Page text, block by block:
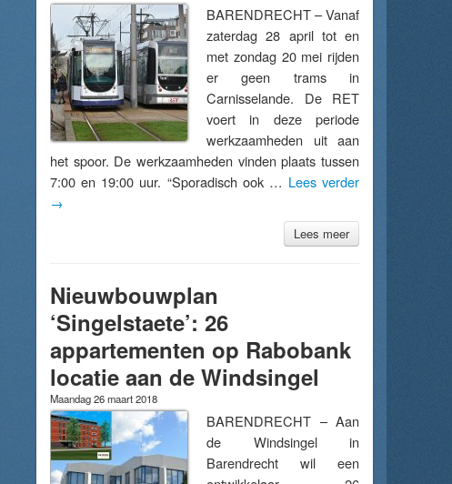
BARENDRECHT – Vanaf
zaterdag 28 april tot en
met zondag 20 mei rijden
er geen trams in
Carnisselande. De RET
voert in deze periode
werkzaamheden uit aan
het spoor. De werkzaamheden vinden plaats tussen
7:00 en 19:00 uur. “Sporadisch ook … Lees verder
→
Lees meer
Nieuwbouwplan
‘Singelstaete’: 26
appartementen op Rabobank
locatie aan de Windsingel
Maandag 26 maart 2018
BARENDRECHT – Aan
de Windsingel in
Barendrecht wil een